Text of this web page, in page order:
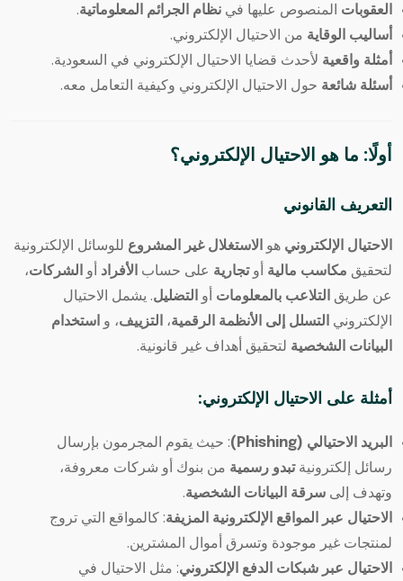
العقوبات المنصوص عليها في نظام الجرائم المعلوماتية.
أساليب الوقاية من الاحتيال الإلكتروني.
أمثلة واقعية لأحدث قضايا الاحتيال الإلكتروني في السعودية.
أسئلة شائعة حول الاحتيال الإلكتروني وكيفية التعامل معه.
أولًا: ما هو الاحتيال الإلكتروني؟
التعريف القانوني
الاحتيال الإلكتروني هو الاستغلال غير المشروع للوسائل الإلكترونية
لتحقيق مكاسب مالية أوتجارية على حساب الأفراد أو الشركات،
عن طريق التلاعب بالمعلومات أو التضليل. يشمل الاحتيال
الإلكتروني التسلل إلى الأنظمة الرقمية، التزييف، و استخدام
البيانات الشخصية لتحقيق أهداف غير قانونية.
أمثلة على الاحتيال الإلكتروني:
البريد الاحتيالي (Phishing)
: حيث يقوم المجرمون بإرسال
رسائل إلكترونيةتبدو رسمية من بنوك أو شركات معروفة،
وتهدف إلى سرقة البيانات الشخصية.
الاحتيال عبر المواقع الإلكترونية المزيفة: كالمواقع التي تروج
لمنتجات غير موجودة وتسرق أموال المشترين.
الاحتيال عبر شبكات الدفع الإلكتروني: مثل الاحتيال في